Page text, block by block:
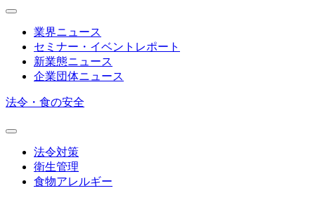
業界ニュース
セミナー・イベントレポート
新業態ニュース
企業団体ニュース
法令・食の安全
法令対策
衛生管理
食物アレルギー